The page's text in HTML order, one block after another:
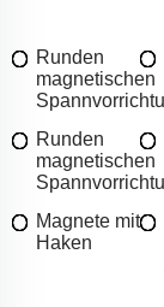
Runden
magnetischen
Runden
magnetischen
Magnete mit
Haken